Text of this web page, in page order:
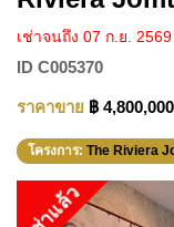
เช่าจนถึง 07 ก.ย. 2569
ID C005370
ราคาขาย ฿ 4,800,000
โครงการ: The Riviera
เช่าแล้ว